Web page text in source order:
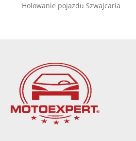
Holowanie pojazdu Szwajcaria